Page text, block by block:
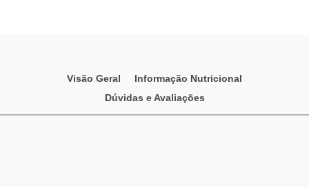
Visão Geral
Informação Nutricional
Dúvidas e Avaliações